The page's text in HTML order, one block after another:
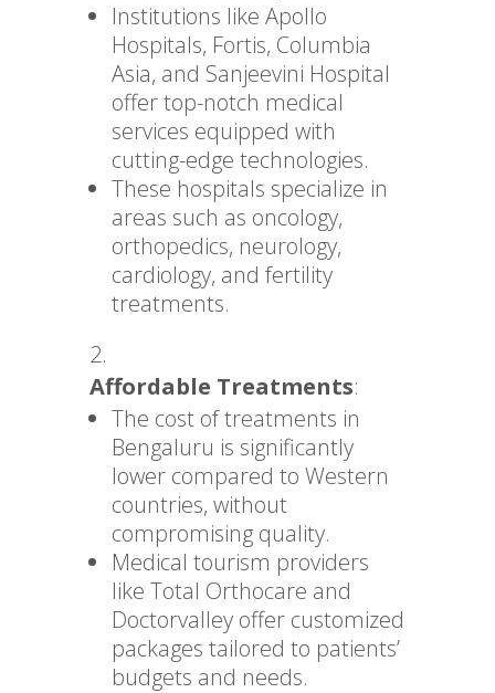
Institutions like Apollo
Hospitals, Fortis, Columbia
Asia, and Sanjeevini Hospital
offer top-notch medical
services equipped with
cutting-edge technologies.
These hospitals specialize in
areas such as oncology,
orthopedics, neurology,
cardiology, and fertility
treatments.
Affordable Treatments:
The cost of treatments in
Bengaluru is significantly
lower compared to Western
countries, without
compromising quality.
Medical tourism providers
like Total Orthocare and
Doctorvalley offer customized
packages tailored to patients’
budgets and needs.